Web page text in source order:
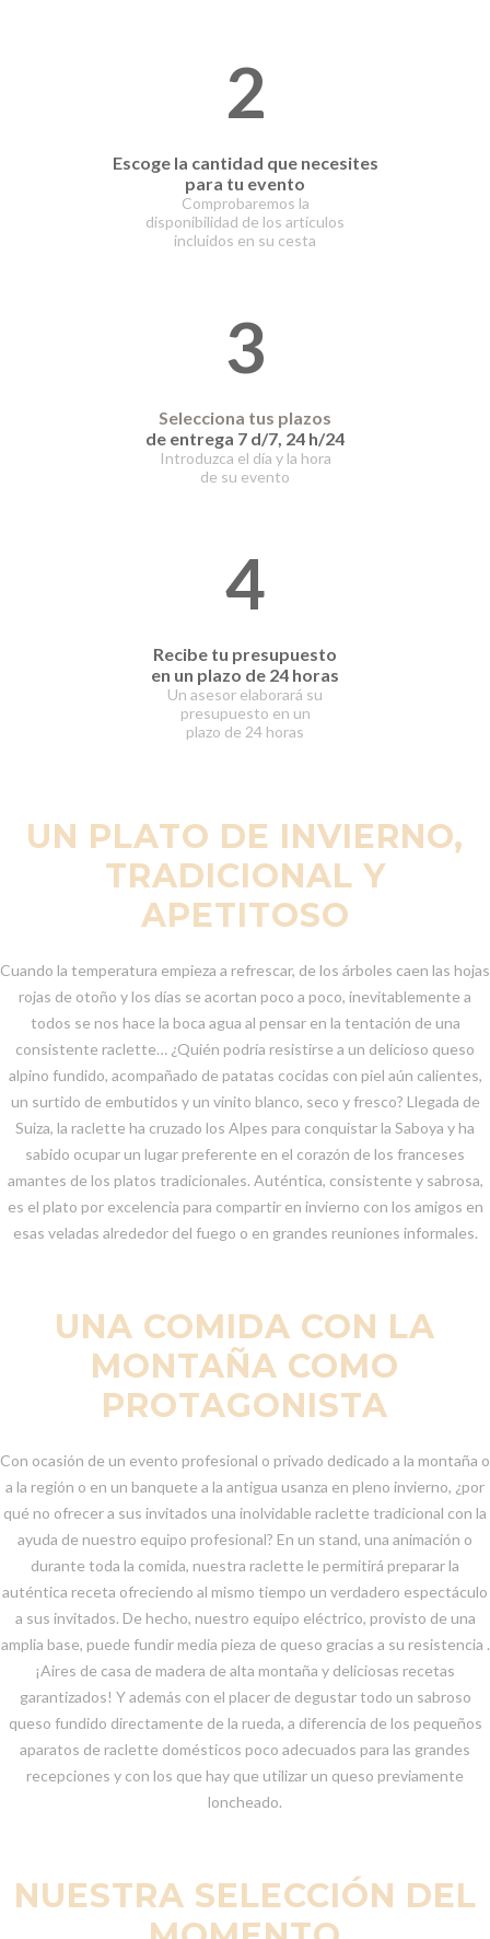
2
Escoge la cantidad que necesites
para tu evento
Comprobaremos la
disponibilidad de los artículos
incluidos en su cesta
3
Selecciona tus plazos
de entrega 7 d/7, 24 h/24
Introduzca el día y la hora
de su evento
4
Recibe tu presupuesto
en un plazo de 24 horas
Un asesor elaborará su
presupuesto en un
plazo de 24 horas
UN PLATO DE INVIERNO,
TRADICIONAL Y
APETITOSO
Cuando la temperatura empieza a refrescar, de los árboles caen las hojas
rojas de otoño y los días se acortan poco a poco, inevitablemente a
todos se nos hace la boca agua al pensar en la tentación de una
consistente raclette… ¿Quién podría resistirse a un delicioso queso
alpino fundido, acompañado de patatas cocidas con piel aún calientes,
un surtido de embutidos y un vinito blanco, seco y fresco? Llegada de
Suiza, la raclette ha cruzado los Alpes para conquistar la Saboya y ha
sabido ocupar un lugar preferente en el corazón de los franceses
amantes de los platos tradicionales. Auténtica, consistente y sabrosa,
es el plato por excelencia para compartir en invierno con los amigos en
esas veladas alrededor del fuego o en grandes reuniones informales.
UNA COMIDA CON LA
MONTAÑA COMO
PROTAGONISTA
Con ocasión de un evento profesional o privado dedicado a la montaña o
a la región o en un banquete a la antigua usanza en pleno invierno, ¿por
qué no ofrecer a sus invitados una inolvidable raclette tradicional con la
ayuda de nuestro equipo profesional? En un stand, una animación o
durante toda la comida, nuestra raclette le permitirá preparar la
auténtica receta ofreciendo al mismo tiempo un verdadero espectáculo
a sus invitados. De hecho, nuestro equipo eléctrico, provisto de una
amplia base, puede fundir media pieza de queso gracias a su resistencia .
¡Aires de casa de madera de alta montaña y deliciosas recetas
garantizados! Y además con el placer de degustar todo un sabroso
queso fundido directamente de la rueda, a diferencia de los pequeños
aparatos de raclette domésticos poco adecuados para las grandes
recepciones y con los que hay que utilizar un queso previamente
loncheado.
NUESTRA SELECCIÓN DEL